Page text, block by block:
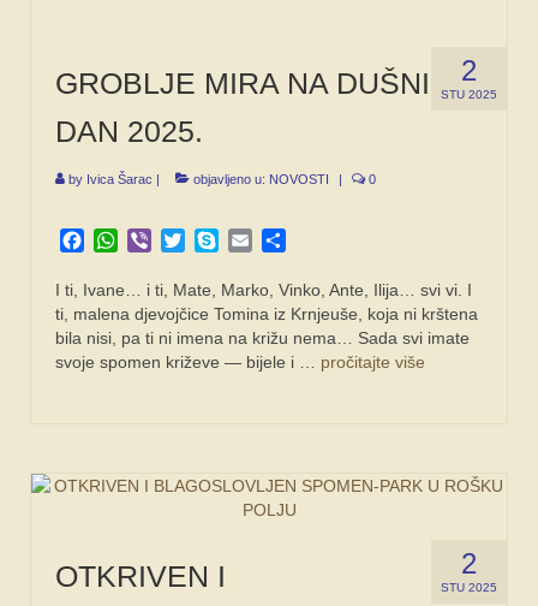
2
STU 2025
GROBLJE MIRA NA DUŠNI
DAN 2025.
by Ivica Šarac objavljeno u: NOVOSTI 0
Facebook
WhatsApp
Viber TwitterSkypeEmail
I ti, Ivane… i ti, Mate, Marko, Vinko, Ante, Ilija… svi vi. I
ti, malena djevojčice Tomina iz Krnjeuše, koja ni krštena
bila nisi, pa ti ni imena na križu nema… Sada svi imate
svoje spomen križeve — bijele i … pročitajte više
2
STU 2025
OTKRIVEN I